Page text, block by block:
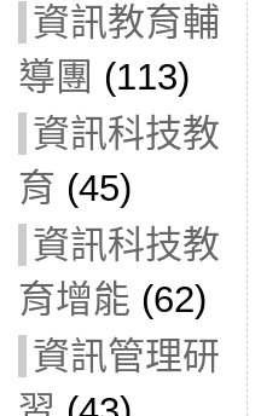
資訊教育輔
導團 (113)
資訊科技教
育 (45)
資訊科技教
育增能 (62)
資訊管理研